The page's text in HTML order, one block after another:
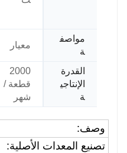
مواصف
ة
معيار
القدرة
الإنتاجي
ة
2000
قطعة /
شهر
وصف:
تصنيع المعدات الأصلية: